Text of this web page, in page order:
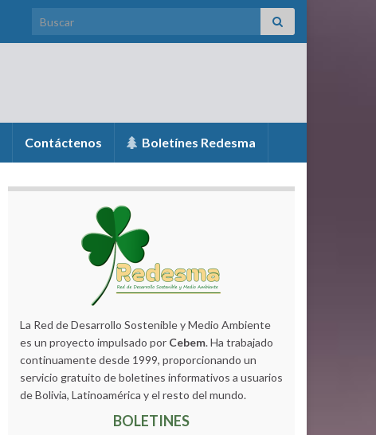
Search for:
Contáctenos Boletínes Redesma
La Red de Desarrollo Sostenible y Medio Ambiente
es un proyecto impulsado por Cebem. Ha trabajado
continuamente desde 1999, proporcionando un
servicio gratuito de boletines informativos a usuarios
de Bolivia, Latinoamérica y el resto del mundo.
BOLETINES